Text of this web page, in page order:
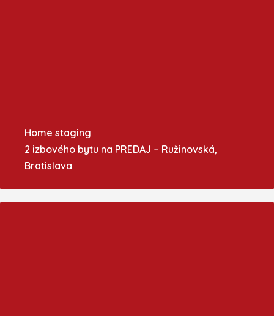
Home staging
2 izbového bytu na PREDAJ – Ružinovská,
Bratislava